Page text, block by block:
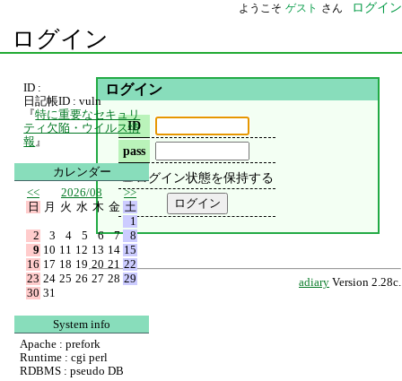
ようこそ ゲスト さん ログイン
ログイン
ログイン
ID
pass
ログイン状態を保持する
adiary Version 2.28c.
ID :
日記帳ID : vuln
『特に重要なセキュリ
ティ欠陥・ウイルス情
報 』
カレンダー
<<
2026/08
>>
日
月 火 水 木 金 土
1
2
3 4 5 6 7
8
9 10 11 12 13 14 15
16 17 18 19 20 21 22
23 24 25 26 27 28 29
30 31
System info
Apache : prefork
Runtime : cgi perl
RDBMS : pseudo DB